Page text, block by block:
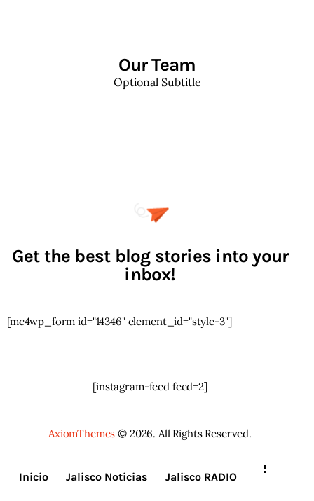
Our Team
Optional Subtitle
Get the best blog stories into your
inbox!
[mc4wp_form id="14346" element_id="style-3"]
[instagram-feed feed=2]
AxiomThemes © 2026. All Rights Reserved.
Inicio Jalisco Noticias Jalisco RADIO